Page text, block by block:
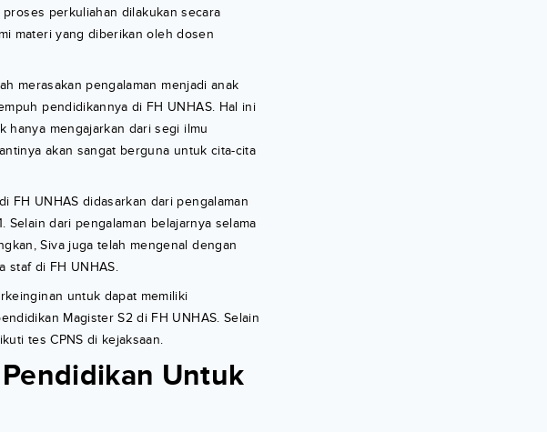
proses perkuliahan dilakukan secara
materi yang diberikan oleh dosen
merasakan pengalaman menjadi anak
pendidikannya di FH UNHAS. Hal ini
hanya mengajarkan dari segi ilmu
akan sangat berguna untuk cita-cita
FH UNHAS didasarkan dari pengalaman
Selain dari pengalaman belajarnya selama
Siva juga telah mengenal dengan
staf di FH UNHAS.
untuk dapat memiliki
Magister S2 di FH UNHAS. Selain
tes CPNS di kejaksaan.
Untuk